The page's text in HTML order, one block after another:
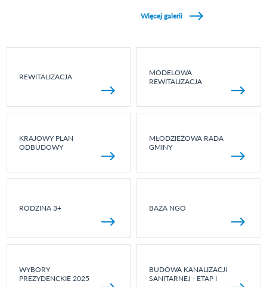
Więcej galerii
REWITALIZACJA
MODELOWA
REWITALIZACJA
KRAJOWY PLAN
ODBUDOWY
MŁODZIEŻOWA RADA
GMINY
RODZINA 3+ BAZA NGO
WYBORY
PREZYDENCKIE 2025
BUDOWA KANALIZACJI
SANITARNEJ - ETAP I